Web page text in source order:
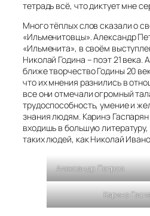
тетрадь всё, что диктует мне
Много тёплых слов сказали о
«Ильменитовцы». Александр
«Ильменита», в своём
Николай Година – поэт 21
ближе творчество Годины 20
что их мнения разнились в
все они отмечали огромный
трудоспособность, умение и
знания людям. Каринэ
входишь в большую
таких людей, как Николай
Александр Петров
Каринэ